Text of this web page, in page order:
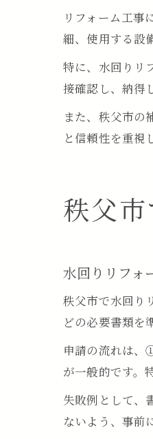
リフォーム工事
細、使用する設
特に、水回りリ
接確認し、納得
また、秩父市の
と信頼性を重視
秩父
水回りリフォ
秩父市で水回り
どの必要書類を
申請の流れは
が一般的です。
失敗例として、
ないよう、事前